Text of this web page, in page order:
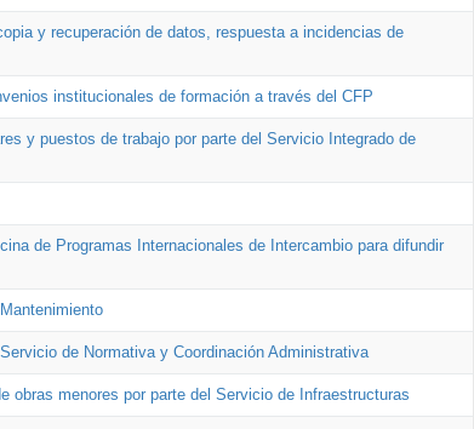
y recuperación de datos, respuesta a incidencias de
institucionales de formación a través del CFP
y puestos de trabajo por parte del Servicio Integrado de
de Programas Internacionales de Intercambio para difundir
de Normativa y Coordinación Administrativa
obras menores por parte del Servicio de Infraestructuras